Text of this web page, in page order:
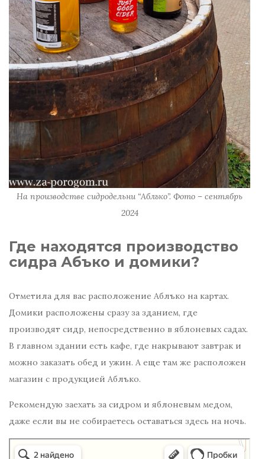
На производстве сидродельни “Аблъко”. Фото – сентябрь
2024
Где находятся производство
сидра Абъко и домики?
Отметила для вас расположение Аблъко на картах.
Домики расположены сразу за зданием, где
производят сидр, непосредственно в яблоневых садах.
В главном здании есть кафе, где накрывают завтрак и
можно заказать обед и ужин. А еще там же расположен
магазин с продукцией Аблъко.
Рекомендую заехать за сидром и яблоневым медом,
даже если вы не собираетесь оставаться здесь на ночь.
Глэмпинг в Калужской области